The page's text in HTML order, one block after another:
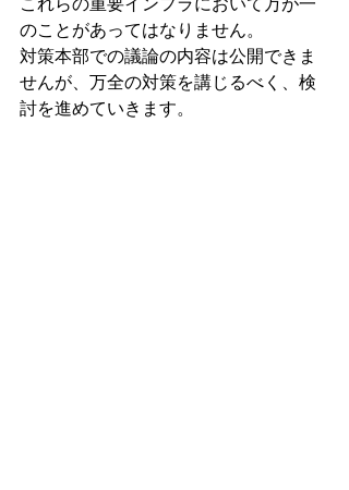
これらの重要インフラにおいて万が一
のことがあってはなりません。
対策本部での議論の内容は公開できま
せんが、万全の対策を講じるべく、検
討を進めていきます。